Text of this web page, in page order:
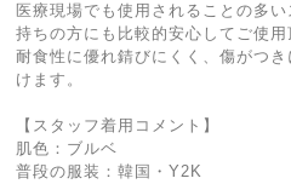
医療現場でも使用されることの多
持ちの方にも比較的安心してご使用
耐食性に優れ錆びにくく、傷がつ
けます。
【スタッフ着用コメント】
肌色：ブルベ
普段の服装：韓国・Y2K